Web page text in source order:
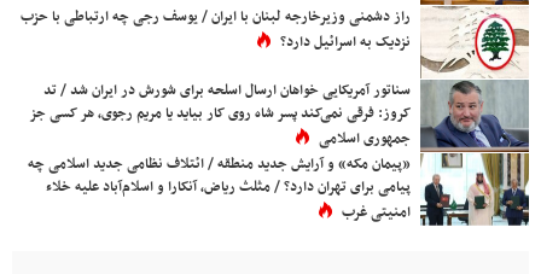
راز دشمنی وزیرخارجه لبنان با ایران / یوسف رجی چه ارتباطی با حزب
نزدیک به اسرائیل دارد؟
سناتور آمریکایی خواهان ارسال اسلحه برای شورش در ایران شد / تد
کروز: فرقی نمی‌کند پسر شاه روی کار بیاید یا مریم رجوی، هر کسی جز
جمهوری اسلامی
«پیمان مکه» و آرایش جدید منطقه / ائتلاف نظامی جدید اسلامی چه
پیامی برای تهران دارد؟ / مثلث ریاض، آنکارا و اسلام‌آباد علیه خلاء
امنیتی غرب